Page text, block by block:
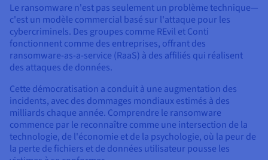
Le ransomware n'est pas seulement un problème technique—
c'est un modèle commercial basé sur l'attaque pour les
cybercriminels. Des groupes comme REvil et Conti
fonctionnent comme des entreprises, offrant des
ransomware-as-a-service (RaaS) à des affiliés qui réalisent
des attaques de données.
Cette démocratisation a conduit à une augmentation des
incidents, avec des dommages mondiaux estimés à des
milliards chaque année. Comprendre le ransomware
commence par le reconnaître comme une intersection de la
technologie, de l'économie et de la psychologie, où la peur de
la perte de fichiers et de données utilisateur pousse les